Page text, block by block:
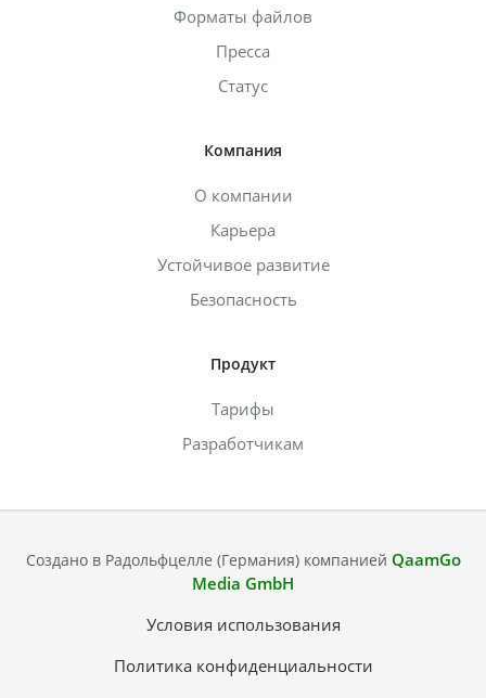
Форматы файлов
Пресса
Статус
Компания
О компании
Карьера
Устойчивое развитие
Безопасность
Продукт
Тарифы
Разработчикам
Создано в Радольфцелле (Германия) компанией QaamGo
Media GmbH
Условия использования
Политика конфиденциальности